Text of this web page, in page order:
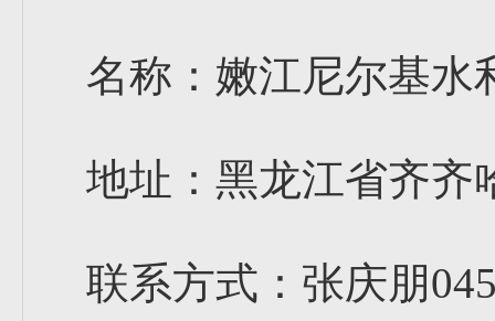
名称：嫩江尼尔基水
地址：黑龙江省齐齐
联系方式：张庆朋